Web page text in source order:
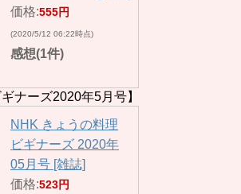
価格:555円
(2020/5/12 06:22時点)
感想(1件)
ナーズ2020年5月号】
NHK きょうの料理
ビギナーズ 2020年
05月号 [雑誌]
価格:523円